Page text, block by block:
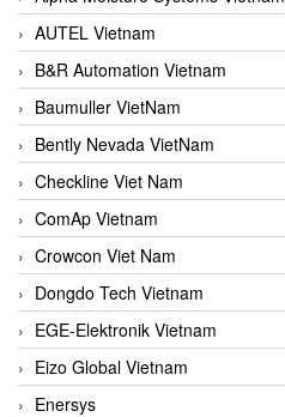
AUTEL Vietnam
B&R Automation Vietnam
Baumuller VietNam
Bently Nevada VietNam
Checkline Viet Nam
ComAp Vietnam
Crowcon Viet Nam
Dongdo Tech Vietnam
EGE-Elektronik Vietnam
Eizo Global Vietnam
Enersys